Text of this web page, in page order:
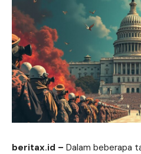
beritax.id – Dalam beberapa